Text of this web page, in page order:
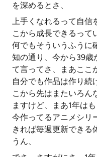
を深めるとさ、
上手くなれるって自信
こから成長できるって
何でもそういうふうに
知の通り、今から39歳
て言ってさ、まあここ
自分でも作品は作り続
こから先はまたいろん
ますけど、まあ1年は
今作ってるアニメシリ
きれば毎週更新できる
うん、